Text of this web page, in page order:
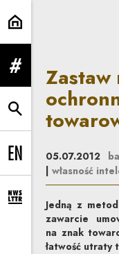
Zastaw na
rozwiń menu
rozwiń wyszukiwarkę
Change language to EN
rozwiń formularz zapisu
Zastaw
05.07.2012
własność
Jedną z
zawarcie
na znak
łatwość utraty